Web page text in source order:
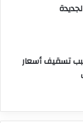
بسبب تسقيف أسعار